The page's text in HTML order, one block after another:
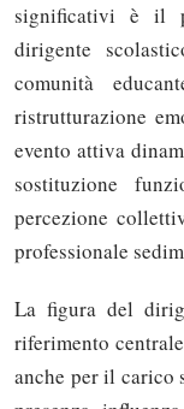
significativi è il
dirigente
comunità
ristrutturazione
evento attiva
sostituzione
percezione
professionale
La figura del
riferimento
anche per il carico